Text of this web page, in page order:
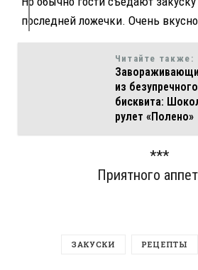
последней ложечки. Очень
Читайте также:
из безупречного
бисквита:
рулет «Полено»
***
Приятного
ЗАКУСКИ РЕЦЕПТЫ